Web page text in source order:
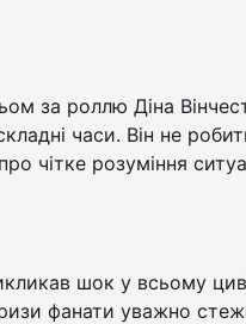
за роллю Діна
часи. Він не
чітке розуміння
шок у всьому
фанати уважно